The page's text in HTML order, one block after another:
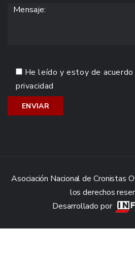
He leído y estoy de acuerdo
privacidad
Asociación Nacional de Cronistas
los derechos
Desarrollado por